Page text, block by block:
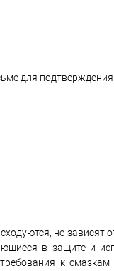
для
не зависят
в защите и
к